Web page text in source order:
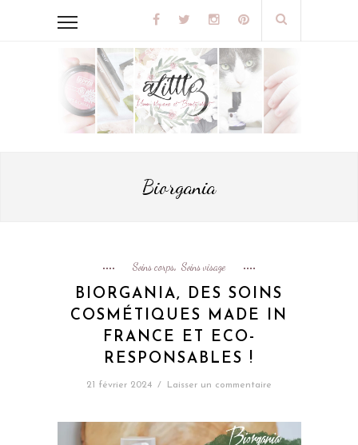
Biorgania
Soins corps, Soins visage
BIORGANIA, DES SOINS
COSMÉTIQUES MADE IN
FRANCE ET ECO-
RESPONSABLES !
21 février 2024 / Laisser un commentaire